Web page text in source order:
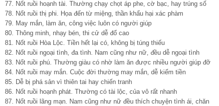
77. Nốt ruồi hoạnh tài. Thường chạy chọt áp phe, cờ bạc, hay trúng số
78. Nốt ruồi thị phi. Họa đến từ miệng, thần khẩu hại xác phàm
79. May mắn, làm ăn, công việc luôn có người giúp
80. Thông minh, nhạy bén, thi cử dễ đổ cao
81. Nốt ruồi Hòa Lộc. Tiền hết lại có, không bị túng thiếu
82. Nốt ruồi ngoại tình, đa tình. Nam cũng như nữ, đều dễ ngoại tình
83. Nốt ruồi phú. Thường giàu có nhờ làm ăn được nhiều người giúp đỡ
84. Nốt ruồi may mắn. Cuộc đời thường may mắn, dễ kiếm tiền
85. Dễ bị phá sản vì thiên tai hay chiến tranh
86. Nốt ruồi hoạnh phát. Thường có tài lộc, của vô rất nhanh
87. Nốt ruồi lãng mạn. Nam cũng như nữ đều thích chuyện tình ái, chăn